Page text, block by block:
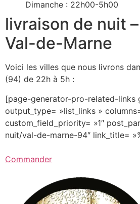
Dimanche : 22h00-5h00
livraison de nuit
Val-de-Marne
Voici les villes que nous livrons
(94) de 22h à 5h :
[page-generator-pro-related-links
output_type= »list_links »
custom_field_priority= »1″
nuit/val-de-marne-94″ link_title=
Commander